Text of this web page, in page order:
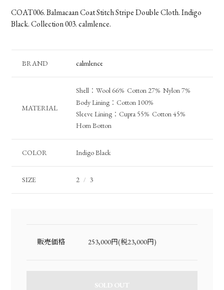
COAT006. Balmacaan Coat Stitch Stripe Double Cloth. Indigo
Black. Collection 003. calmlence.
BRAND calmlence
MATERIAL
Shell：Wool 66% Cotton 27% Nylon 7%
Body Lining：Cotton 100%
Sleeve Lining：Cupra 55% Cotton 45%
Horn Botton
COLOR Indigo Black
SIZE 2 / 3
販売価格 253,000円(税23,000円)
SOLD OUT